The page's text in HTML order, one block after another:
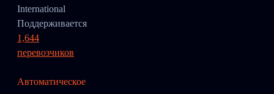
International
Поддерживается
1,644
перевозчиков
Автоматическое